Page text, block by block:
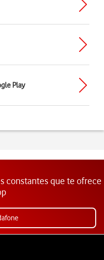
Play
constantes que te ofrece
de Vodafone